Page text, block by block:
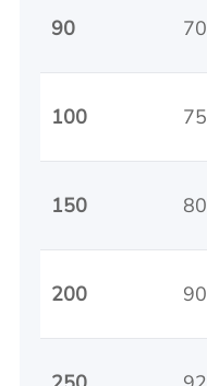
90 70
100 75
150 80
200 90